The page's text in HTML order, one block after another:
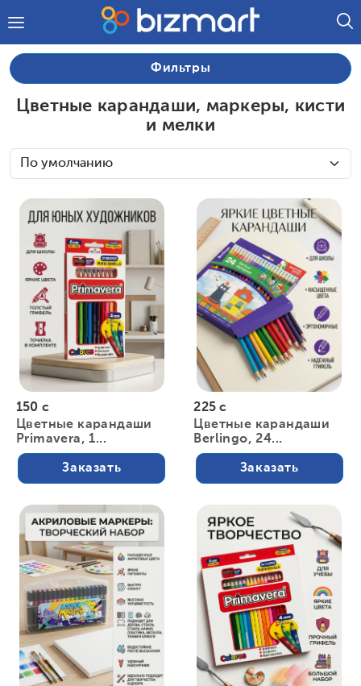
Фильтры
Цветные карандаши, маркеры, кисти
и мелки
150 с
Цветные карандаши
Primavera, 1...
Заказать
225 с
Цветные карандаши
Berlingo, 24...
Заказать